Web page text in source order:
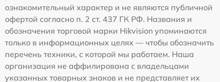
ознакомительный характер и не являются публичной
офертой согласно п. 2 ст. 437 ГК РФ. Названия и
обозначения торговой марки Hikvision упоминаются
только в информационных целях — чтобы обозначить
перечень техники, с которой мы работаем. Наша
организация не аффилирована с владельцами
указанных товарных знаков и не представляет их